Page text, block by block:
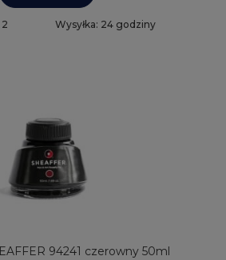
Wysyłka: 24 godziny
94241 czerowny 50ml